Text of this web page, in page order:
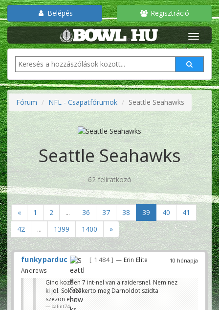
Belépés Regisztráció
Fórum NFL - Csapatfórumok Seattle Seahawks
Seattle Seahawks
62 feliratkozó
« 1 2 ... 36 37 38 39 40
41
42
... 1399 1400 »
10 hónapja
funkyparduc 1 484
— Erin Elite
Andrews
Gino kozben 7 int-nel van a raidersnel. Nem nez
ki jol. Sok szakerto meg Darnoldot szidta
szezon elott.
balint74